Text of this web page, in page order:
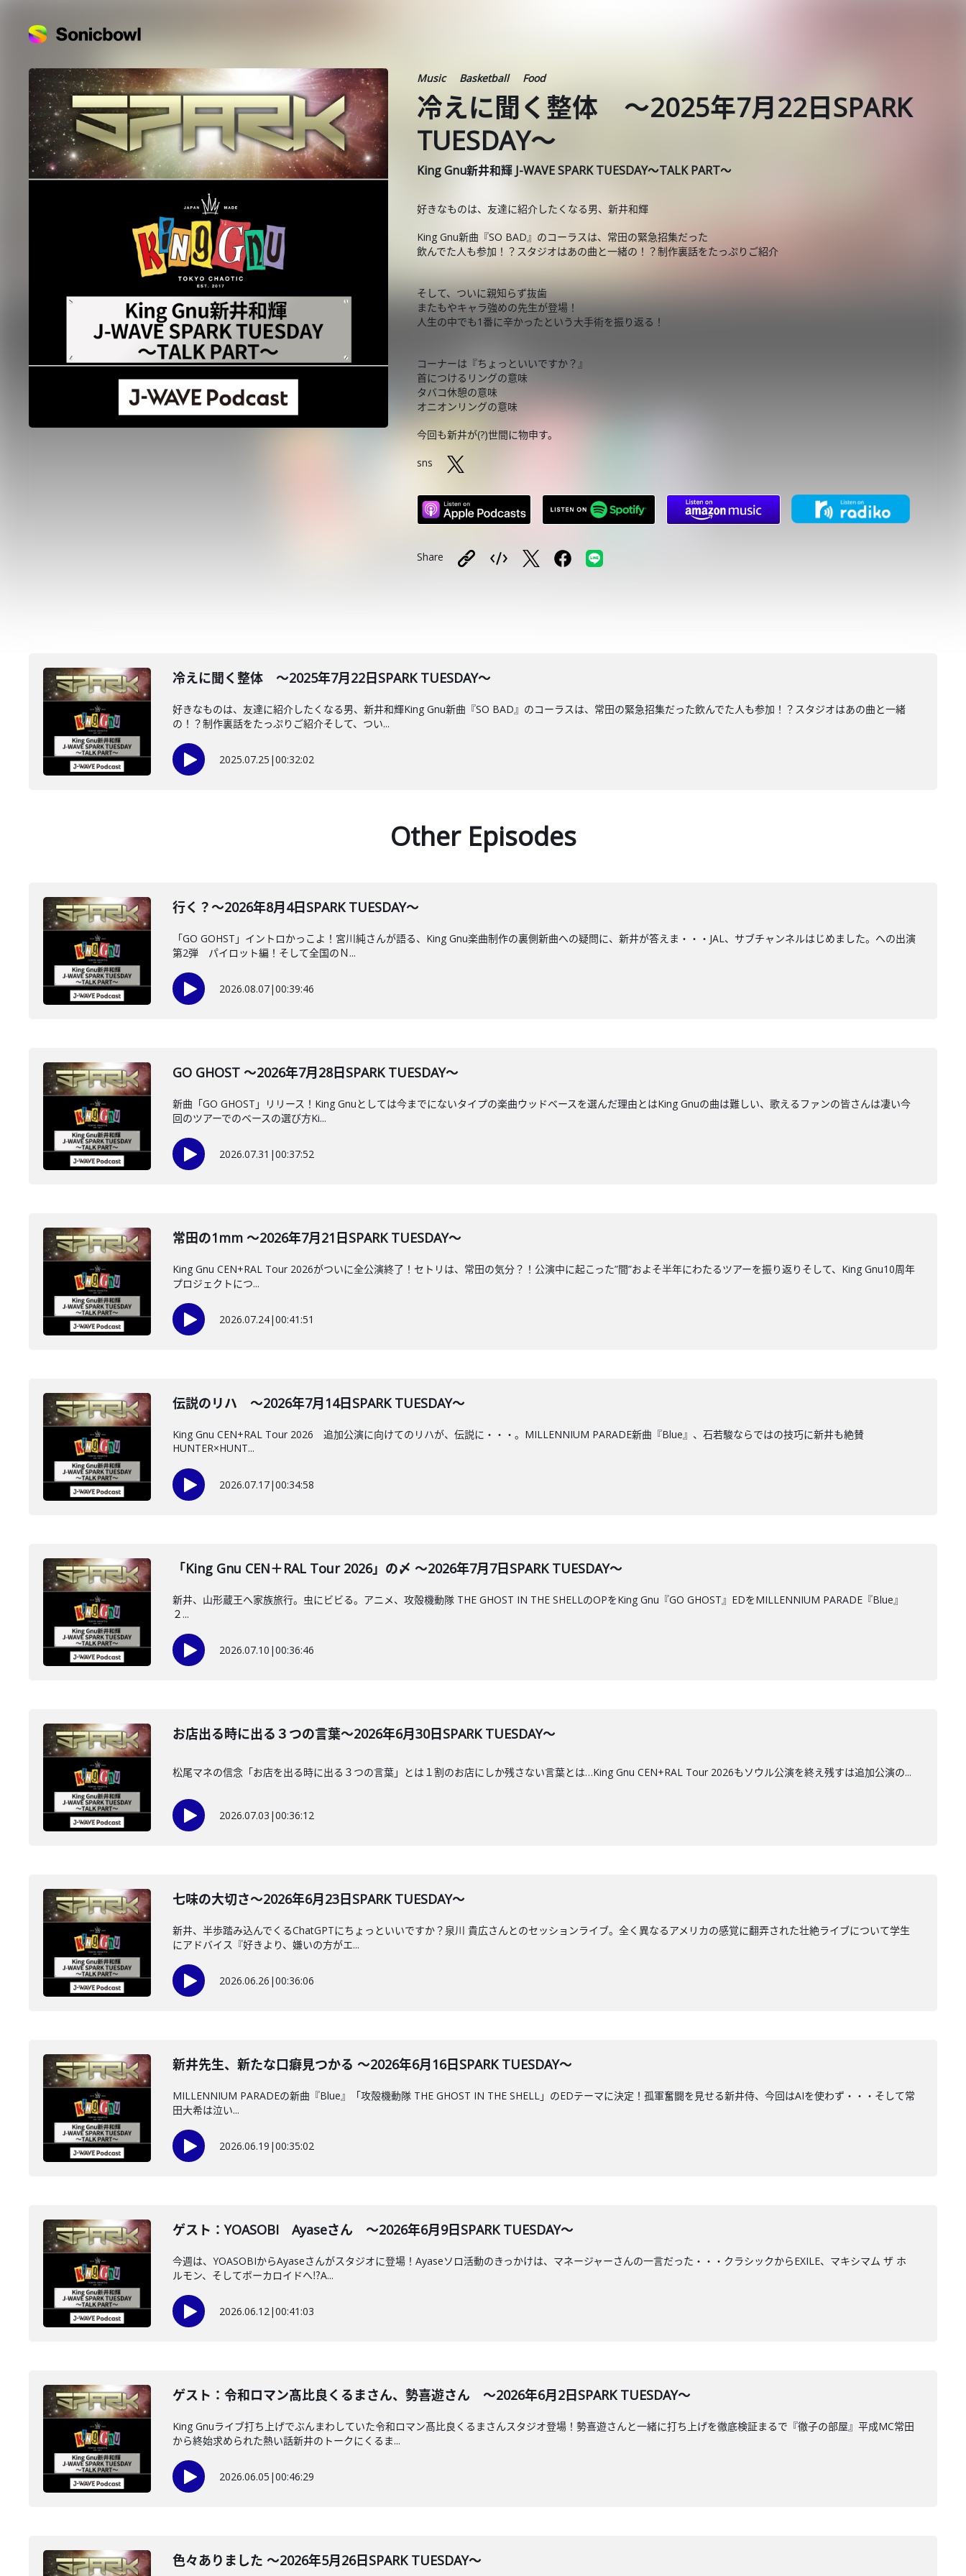
Music Basketball Food
冷えに聞く整体 ～2025年7月22日SPARK
TUESDAY～
King Gnu新井和輝 J-WAVE SPARK TUESDAY～TALK PART～
好きなものは、友達に紹介したくなる男、新井和輝
King Gnu新曲『SO BAD』のコーラスは、常田の緊急招集だった
飲んでた人も参加！？スタジオはあの曲と一緒の！？制作裏話をたっぷりご紹介
そして、ついに親知らず抜歯
またもやキャラ強めの先生が登場！
人生の中でも1番に辛かったという大手術を振り返る！
コーナーは『ちょっといいですか？』
首につけるリングの意味
タバコ休憩の意味
オニオンリングの意味
今回も新井が(?)世間に物申す。
sns
Share
冷えに聞く整体 ～2025年7月22日SPARK TUESDAY～
好きなものは、友達に紹介したくなる男、新井和輝King Gnu新曲『SO BAD』のコーラスは、常田の緊急招集だった飲んでた人も参加！？スタジオはあの曲と一緒
の！？制作裏話をたっぷりご紹介そして、つい...
2025.07.25 |00:32:02
Other Episodes
行く？～2026年8月4日SPARK TUESDAY～
「GO GOHST」イントロかっこよ！宮川純さんが語る、King Gnu楽曲制作の裏側新曲への疑問に、新井が答えま・・・JAL、サブチャンネルはじめました。への出演
第2弾 パイロット編！そして全国のＮ...
2026.08.07|00:39:46
GO GHOST ～2026年7月28日SPARK TUESDAY～
新曲「GO GHOST」リリース！King Gnuとしては今までにないタイプの楽曲ウッドベースを選んだ理由とはKing Gnuの曲は難しい、歌えるファンの皆さんは凄い今
回のツアーでのベースの選び方Ki...
2026.07.31 |00:37:52
常田の1mm ～2026年7月21日SPARK TUESDAY～
King Gnu CEN+RAL Tour 2026がついに全公演終了！セトリは、常田の気分？！公演中に起こった”間”およそ半年にわたるツアーを振り返りそして、King Gnu10周年
プロジェクトにつ...
2026.07.24|00:41:51
伝説のリハ ～2026年7月14日SPARK TUESDAY～
King Gnu CEN+RAL Tour 2026 追加公演に向けてのリハが、伝説に・・・。MILLENNIUM PARADE新曲『Blue』、石若駿ならではの技巧に新井も絶賛
HUNTER×HUNT...
2026.07.17|00:34:58
「King Gnu CEN＋RAL Tour 2026」の〆 ～2026年7月7日SPARK TUESDAY～
新井、山形蔵王へ家族旅行。虫にビビる。アニメ、攻殻機動隊 THE GHOST IN THE SHELLのOPをKing Gnu『GO GHOST』EDをMILLENNIUM PARADE『Blue』
２...
2026.07.10 |00:36:46
お店出る時に出る３つの言葉～2026年6月30日SPARK TUESDAY～
松尾マネの信念「お店を出る時に出る３つの言葉」とは１割のお店にしか残さない言葉とは…King Gnu CEN+RAL Tour 2026もソウル公演を終え残すは追加公演の...
2026.07.03 |00:36:12
七味の大切さ～2026年6月23日SPARK TUESDAY～
新井、半歩踏み込んでくるChatGPTにちょっといいですか？泉川 貴広さんとのセッションライブ。全く異なるアメリカの感覚に翻弄された壮絶ライブについて学生
にアドバイス『好きより、嫌いの方がエ...
2026.06.26 |00:36:06
新井先生、新たな口癖見つかる ～2026年6月16日SPARK TUESDAY～
MILLENNIUM PARADEの新曲『Blue』「攻殻機動隊 THE GHOST IN THE SHELL」のEDテーマに決定！孤軍奮闘を見せる新井侍、今回はAIを使わず・・・そして常
田大希は泣い...
2026.06.19 |00:35:02
ゲスト：YOASOBI Ayaseさん ～2026年6月9日SPARK TUESDAY～
今週は、YOASOBIからAyaseさんがスタジオに登場！Ayaseソロ活動のきっかけは、マネージャーさんの一言だった・・・クラシックからEXILE、マキシマム ザ ホ
ルモン、そしてボーカロイドへ⁉A...
2026.06.12|00:41:03
ゲスト：令和ロマン髙比良くるまさん、勢喜遊さん ～2026年6月2日SPARK TUESDAY～
King Gnuライブ打ち上げでぶんまわしていた令和ロマン髙比良くるまさんスタジオ登場！勢喜遊さんと一緒に打ち上げを徹底検証まるで『徹子の部屋』平成MC常田
から終始求められた熱い話新井のトークにくるま...
2026.06.05 |00:46:29
色々ありました ～2026年5月26日SPARK TUESDAY～